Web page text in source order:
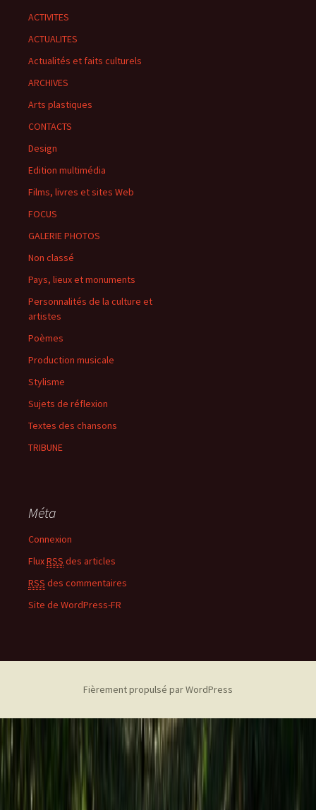
ACTIVITES
ACTUALITES
Actualités et faits culturels
ARCHIVES
Arts plastiques
CONTACTS
Design
Edition multimédia
Films, livres et sites Web
FOCUS
GALERIE PHOTOS
Non classé
Pays, lieux et monuments
Personnalités de la culture et
artistes
Poèmes
Production musicale
Stylisme
Sujets de réflexion
Textes des chansons
TRIBUNE
Méta
Connexion
FluxRSS des articles
RSS des commentaires
Site de WordPress-FR
Fièrement propulsé par WordPress